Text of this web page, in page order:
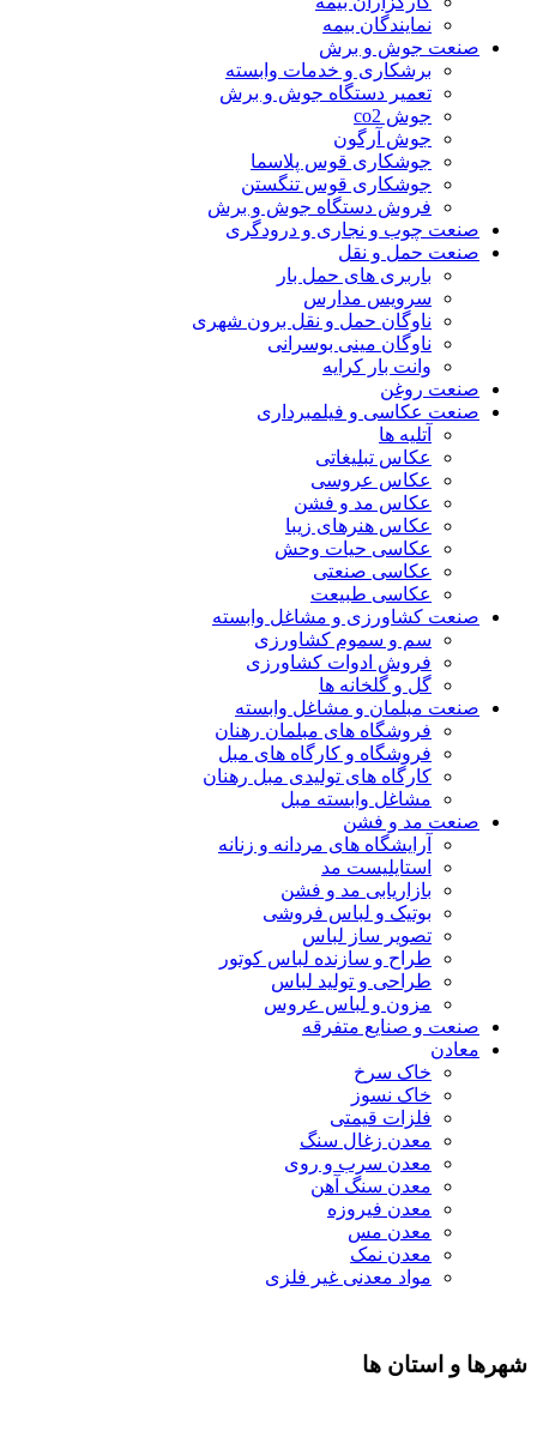
نمایندگان بیمه
صنعت جوش و برش
برشکاری و خدمات وابسته
تعمیر دستگاه جوش و برش
جوش co2
جوش آرگون
جوشکاری قوس پلاسما
جوشکاری قوس تنگستن
فروش دستگاه جوش و برش
صنعت چوب و نجاری و درودگری
صنعت حمل و نقل
باربری های حمل بار
سرویس مدارس
ناوگان حمل و نقل برون شهری
ناوگان مینی بوسرانی
وانت بار کرایه
صنعت روغن
صنعت عکاسی و فیلمبرداری
آتلیه ها
عکاس تبلیغاتی
عکاس عروسی
عکاس مد و فشن
عکاس هنرهای زیبا
عکاسی حیات وحش
عکاسی صنعتی
عکاسی طبیعت
صنعت کشاورزی و مشاغل وابسته
سم و سموم کشاورزی
فروش ادوات کشاورزی
گل و گلخانه ها
صنعت مبلمان و مشاغل وابسته
فروشگاه های مبلمان رهنان
فروشگاه و کارگاه های مبل
کارگاه های تولیدی مبل رهنان
مشاغل وابسته مبل
صنعت مد و فشن
آرایشگاه های مردانه و زنانه
استایلیست مد
بازاریابی مد و فشن
بوتیک و لباس فروشی
تصویر ساز لباس
طراح و سازنده لباس کوتور
طراحی و تولید لباس
مزون و لباس عروس
صنعت و صنایع متفرقه
معادن
خاک سرخ
خاک نسوز
فلزات قیمتی
معدن زغال سنگ
معدن سرب و روی
معدن سنگ آهن
معدن فیروزه
معدن مس
معدن نمک
مواد معدنی غیر فلزی
شهرها و استان ها